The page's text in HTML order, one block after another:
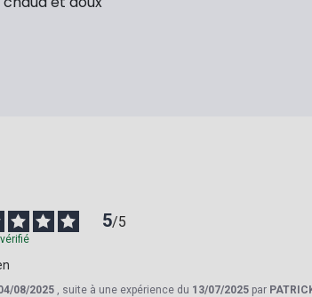
5/5
08/2025 , suite à une expérience du 13/07/2025 par